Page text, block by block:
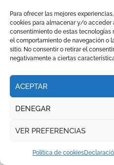
Para ofrecer las mejores
cookies para almacenar y/o acceder
consentimiento de estas tecnologías
el comportamiento de navegación o
sitio. No consentir o retirar el
negativamente a ciertas
ACEPTAR
DENEGAR
VER PREFERENCIAS
Política de cookies